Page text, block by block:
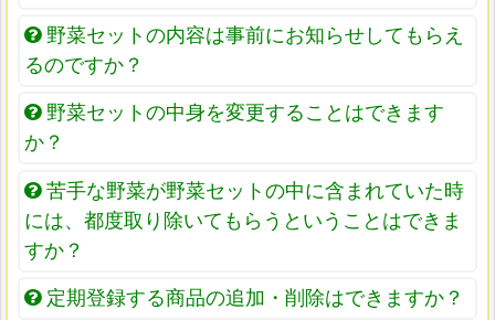
野菜セットの内容は事前にお知らせしてもらえ
るのですか？
野菜セットの中身を変更することはできます
か？
苦手な野菜が野菜セットの中に含まれていた時
には、都度取り除いてもらうということはできま
すか？
定期登録する商品の追加・削除はできますか？